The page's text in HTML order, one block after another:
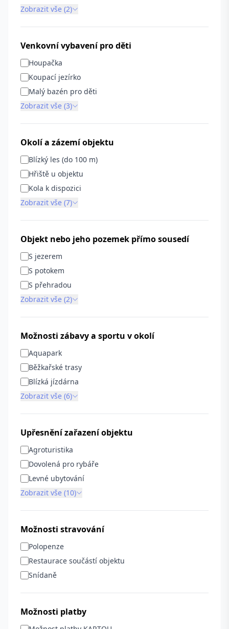
Zobrazit vše (2)
Venkovní vybavení pro děti
Houpačka
Koupací jezírko
Malý bazén pro děti
Zobrazit vše (3)
Okolí a zázemí objektu
Blízký les (do 100 m)
Hřiště u objektu
Kola k dispozici
Zobrazit vše (7)
Objekt nebo jeho pozemek přímo sousedí
S jezerem
S potokem
S přehradou
Zobrazit vše (2)
Možnosti zábavy a sportu v okolí
Aquapark
Běžkařské trasy
Blízká jízdárna
Zobrazit vše (6)
Upřesnění zařazení objektu
Agroturistika
Dovolená pro rybáře
Levné ubytování
Zobrazit vše (10)
Možnosti stravování
Polopenze
Restaurace součástí objektu
Snídaně
Možnosti platby